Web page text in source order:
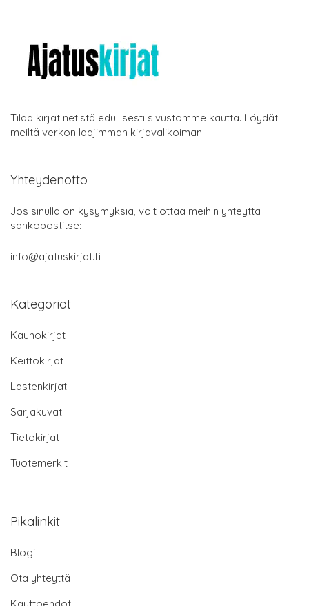
Tilaa kirjat netistä edullisesti sivustomme kautta. Löydät
meiltä verkon laajimman kirjavalikoiman.
Yhteydenotto
Jos sinulla on kysymyksiä, voit ottaa meihin yhteyttä
sähköpostitse:
info@ajatuskirjat.fi
Kategoriat
Kaunokirjat
Keittokirjat
Lastenkirjat
Sarjakuvat
Tietokirjat
Tuotemerkit
Pikalinkit
Blogi
Ota yhteyttä
Käyttöehdot